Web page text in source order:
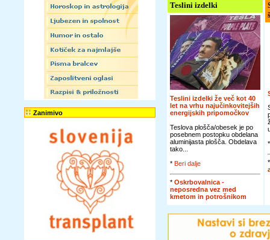
Zanimivo
Teslini izdelki
Teslini izdelki že več kot 40
let na vrhu najučinkovitejših
energijskih pripomočkov
Teslova plošča/obesek je po
posebnem postopku obdelana
aluminijasta plošča. Obdelava
tako...
* Beri dalje
* Oskrbovalnica -
neposredna vez med
kmetom in potrošnikom